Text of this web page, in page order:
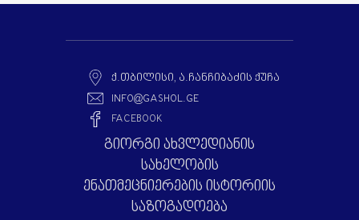
Ქ.ᲗᲑᲘᲚᲘᲡᲘ, Ა.ᲩᲐᲜᲩᲘᲑᲐᲫᲘᲡ ᲥᲣᲩᲐ
INFO@GASHOL.GE
FACEBOOK
გიორგი ახვლედიანის
სახელობის
ენათმეცნიერების ისტორიის
საზოგადოება